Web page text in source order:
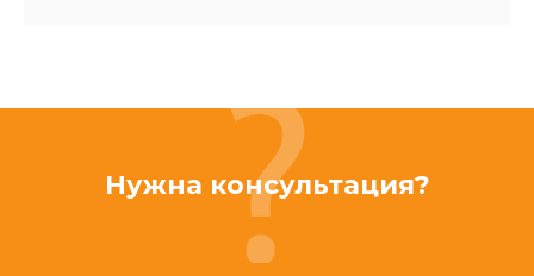
Нужна консультация?